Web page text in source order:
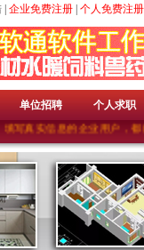
企业免费注册 个人免费注册
单位招聘
个人求职
填写真实信息的企业用户，